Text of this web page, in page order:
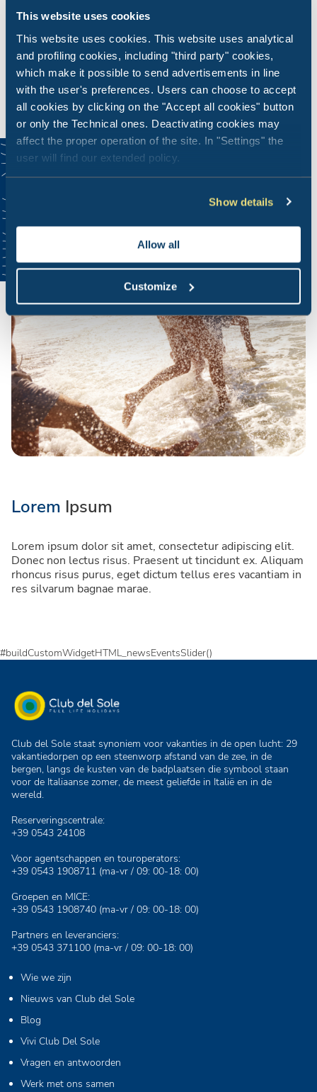
This website uses cookies
This website uses cookies. This website uses analytical
and profiling cookies, including "third party" cookies,
which make it possible to send advertisements in line
with the user's preferences. Users can choose to accept
all cookies by clicking on the "Accept all cookies" button
or only the Technical ones. Deactivating cookies may
affect the proper operation of the site. In "Settings" the
user will find our extended policy.
Show details
Allow all
Customize
Lorem ipsum dolor sit amet, consectetur adipiscing elit.
Donec non lectus risus. Praesent ut tincidunt ex. Aliquam
rhoncus risus purus, eget dictum tellus eres vacantiam in
res silvarum bagnae marae.
Lorem Ipsum
Lorem ipsum dolor sit amet, consectetur adipiscing elit.
Donec non lectus risus. Praesent ut tincidunt ex. Aliquam
rhoncus risus purus, eget dictum tellus eres vacantiam in
res silvarum bagnae marae.
#buildCustomWidgetHTML_newsEventsSlider()
Club del Sole staat synoniem voor vakanties in de open lucht: 29
vakantiedorpen op een steenworp afstand van de zee, in de
bergen, langs de kusten van de badplaatsen die symbool staan
voor de Italiaanse zomer, de meest geliefde in Italië en in de
wereld.
Reserveringscentrale:
+39 0543 24108
Voor agentschappen en touroperators:
+39 0543 1908711 (ma-vr / 09: 00-18: 00)
Groepen en MICE:
+39 0543 1908740 (ma-vr / 09: 00-18: 00)
Partners en leveranciers:
+39 0543 371100 (ma-vr / 09: 00-18: 00)
Wie we zijn
Nieuws van Club del Sole
Blog
Vivi Club Del Sole
Vragen en antwoorden
Werk met ons samen